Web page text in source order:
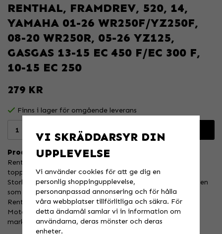
RENTHAL, FRAMDREV, 520, 14,
YAMAHA 01-26 WR250F/YZ250F,
08-20 WR250R, 05-26 YZ125,
GASGAS 13-15 EC 450 F/EC 300 F,
10-15 EC 250
279 KR
Finns i lager för omgående leverans
Produktbeskrivning:
Renthal Front Chainwheels är noggrant tillverkade i deras
toppmoderna produktionsanläggning i Manchester,
Storbritannien, med endast de högsta kvalitetsråmaterialen
som finns tillgängliga.
Renthal Ultralight Chainwheels väljs av fler Factory
Motocross- och Supercrossteam än någon annan på
marknaden.
VI SKRÄDDARSYR DIN
UPPLEVELSE
Vi använder cookies för att ge dig en
personlig shoppingupplevelse,
personanpassad annonsering och för hålla
våra webbplatser tillförlitliga och säkra. För
detta ändamål samlar vi in information om
användarna, deras mönster och deras
enheter.